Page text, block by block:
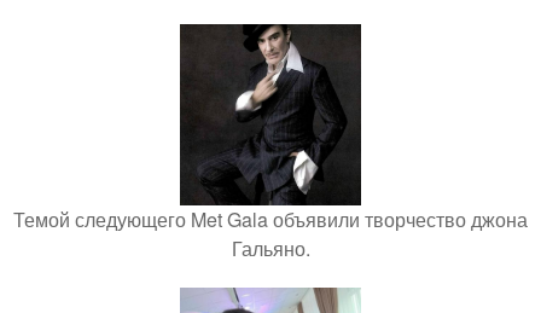
Темой следующего Met Gala объявили творчество джона
Гальяно.